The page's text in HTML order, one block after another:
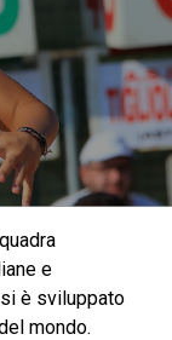
e
è sviluppato
mondo.